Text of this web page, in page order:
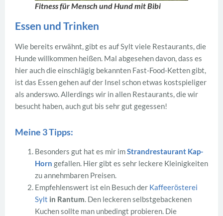
Fitness für Mensch und Hund mit Bibi
Essen und Trinken
Wie bereits erwähnt, gibt es auf Sylt viele Restaurants, die
Hunde willkommen heißen. Mal abgesehen davon, dass es
hier auch die einschlägig bekannten Fast-Food-Ketten gibt,
ist das Essen gehen auf der Insel schon etwas kostspieliger
als anderswo. Allerdings wir in allen Restaurants, die wir
besucht haben, auch gut bis sehr gut gegessen!
Meine 3 Tipps:
Besonders gut hat es mir imStrandrestaurant Kap-
Horn gefallen. Hier gibt es sehr leckere Kleinigkeiten
zu annehmbaren Preisen.
Empfehlenswert ist ein Besuch der Kaffeerösterei
Sylt in Rantum. Den leckeren selbstgebackenen
Kuchen sollte man unbedingt probieren. Die